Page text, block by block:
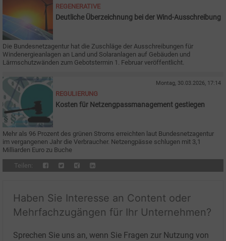
REGENERATIVE
Deutliche Über­zeich­nung bei der Wind-Aus­schrei­bung
Die Bundesnetzagentur hat die Zuschläge der Ausschreibungen für
Windenergieanlagen an Land und Solaranlagen auf Gebäuden und
Lärmschutzwänden zum Gebotstermin 1. Februar veröffentlicht.
Montag, 30.03.2026, 17:14
REGULIERUNG
Kosten für Netzengpassmanagement gestiegen
Mehr als 96 Prozent des grünen Stroms erreichten laut Bundesnetzagentur
im vergangenen Jahr die Verbraucher. Netzengpässe schlugen mit 3,1
Milliarden Euro zu Buche
Teilen:
Haben Sie Interesse an Content oder
Mehrfachzugängen für Ihr Unternehmen?
Sprechen Sie uns an, wenn Sie Fragen zur Nutzung von